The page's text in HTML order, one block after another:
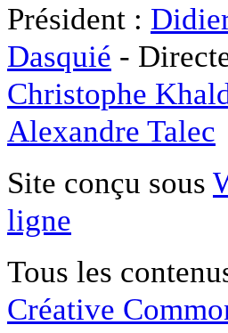
Président :
Dasquié -
Christophe
Alexandre Talec
Site conçu sous
ligne
Tous les
Créative